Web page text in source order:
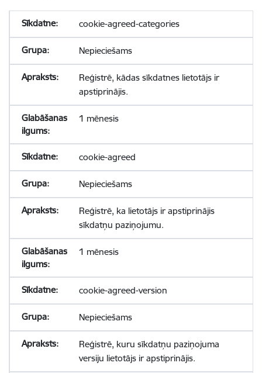
cookie-agreed-categories
Nepieciešams
Reģistrē, kādas sīkdatnes lietotājs ir
apstiprinājis.
1 mēnesis
cookie-agreed
Nepieciešams
Reģistrē, ka lietotājs ir apstiprinājis
sīkdatņu paziņojumu.
1 mēnesis
cookie-agreed-version
Nepieciešams
Reģistrē, kuru sīkdatņu paziņojuma
versiju lietotājs ir apstiprinājis.